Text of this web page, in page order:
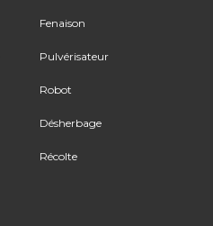
Fenaison
Pulvérisateur
Robot
Désherbage
Récolte